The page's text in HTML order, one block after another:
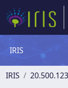
IRIS
IRIS